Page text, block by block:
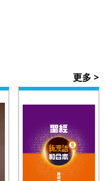
►
►
更多 >